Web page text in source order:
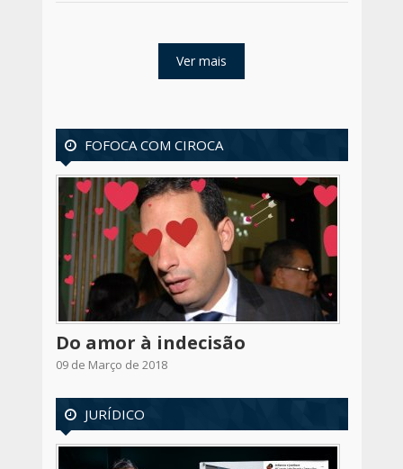
Ver mais
FOFOCA COM CIROCA
Do amor à indecisão
09 de Março de 2018
JURÍDICO